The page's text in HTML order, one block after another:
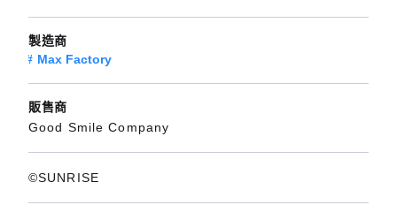
製造商
Max Factory
販售商
Good Smile Company
©SUNRISE